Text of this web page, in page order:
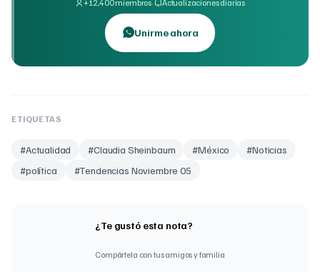
+12,400 miembros Actualizaciones diarias
Unirme ahora
ETIQUETAS
#Actualidad #Claudia Sheinbaum #México #Noticias
#política #Tendencias Noviembre 05
¿Te gustó esta nota?
Compártela con tus amigos y familia